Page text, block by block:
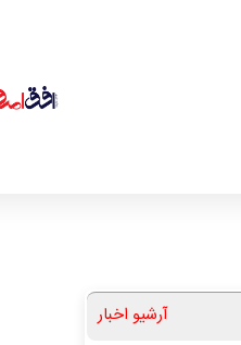
آرشیو اخبار